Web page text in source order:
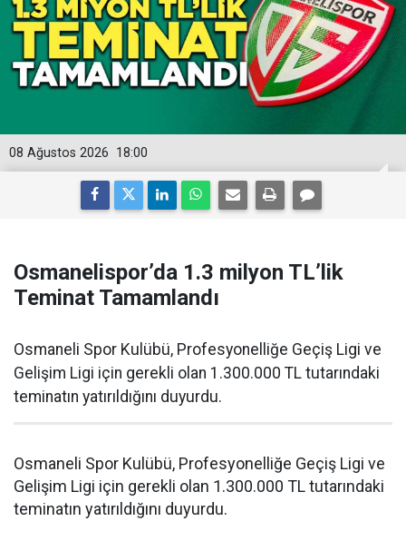
18:00
08 Ağustos 2026
Osmanelispor’da 1.3 milyon TL’lik
Teminat Tamamlandı
Osmaneli Spor Kulübü, Profesyonelliğe Geçiş Ligi ve
Gelişim Ligi için gerekli olan 1.300.000 TL tutarındaki
teminatın yatırıldığını duyurdu.
Osmaneli Spor Kulübü, Profesyonelliğe Geçiş Ligi ve
Gelişim Ligi için gerekli olan 1.300.000 TL tutarındaki
teminatın yatırıldığını duyurdu.